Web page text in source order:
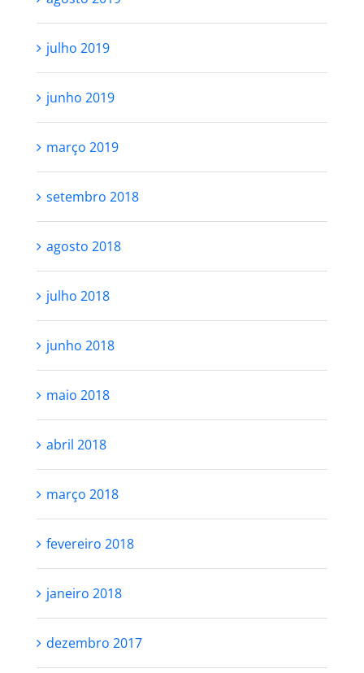
julho 2019
junho 2019
março 2019
setembro 2018
agosto 2018
julho 2018
junho 2018
maio 2018
abril 2018
março 2018
fevereiro 2018
janeiro 2018
dezembro 2017